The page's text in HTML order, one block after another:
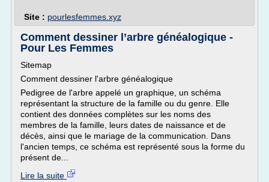
Site : pourlesfemmes.xyz
Comment dessiner l’arbre généalogique -
Pour Les Femmes
Sitemap
Comment dessiner l'arbre généalogique
Pedigree de l'arbre appelé un graphique, un schéma
représentant la structure de la famille ou du genre. Elle
contient des données complètes sur les noms des
membres de la famille, leurs dates de naissance et de
décès, ainsi que le mariage de la communication. Dans
l'ancien temps, ce schéma est représenté sous la forme du
présent de...
Lire la suite